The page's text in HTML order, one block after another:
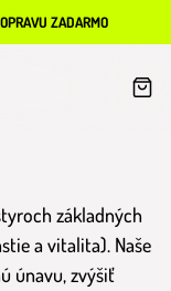
ZADARMO
základných
a vitalita). Naše
únavu, zvýšiť